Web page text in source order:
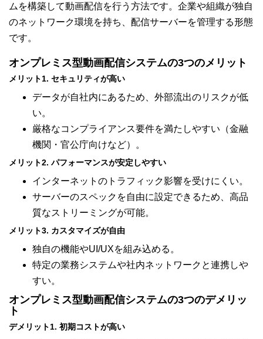
ムを構築して動画配信を行う方法です。企業や組織が独自
のネットワーク環境を持ち、配信サーバーを管理する形態
です。
オンプレミス型動画配信システムの3つのメリット
メリット1. セキュリティが高い
データが自社内にあるため、外部流出のリスクが低
い。
厳格なコンプライアンス要件を満たしやすい（金融
機関・官公庁向けなど）。
メリット2. パフォーマンスが安定しやすい
インターネットのトラフィック影響を受けにくい。
サーバーのスペックを自由に設定できるため、高品
質なストリーミングが可能。
メリット3. カスタマイズが自由
独自の機能やUI/UXを組み込める。
特定の業務システムや社内ネットワークと連携しや
すい。
オンプレミス型動画配信システムの3つのデメリッ
ト
デメリット1. 初期コストが高い